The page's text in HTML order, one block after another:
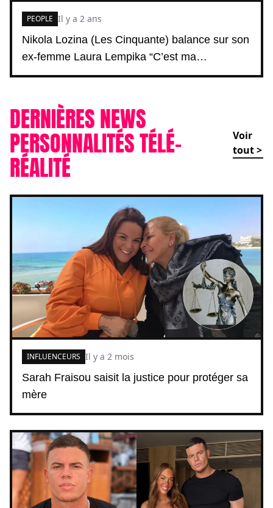
Nikola Lozina (Les Cinquante) balance sur son
ex-femme Laura Lempika “C’est ma…
PEOPLE Il y a 2 ans
DERNIÈRES NEWS
PERSONNALITÉS TÉLÉ-
RÉALITÉ
Voir
tout >
Sarah Fraisou saisit la justice pour protéger sa
mère
INFLUENCEURS Il y a 2 mois